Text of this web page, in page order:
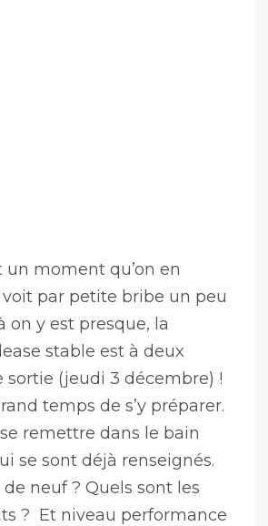
un moment qu’on en
voit par petite bribe un peu
on y est presque, la
stable est à deux
sortie (jeudi 3 décembre) !
temps de s’y préparer.
remettre dans le bain
se sont déjà renseignés.
neuf ? Quels sont les
? Et niveau performance